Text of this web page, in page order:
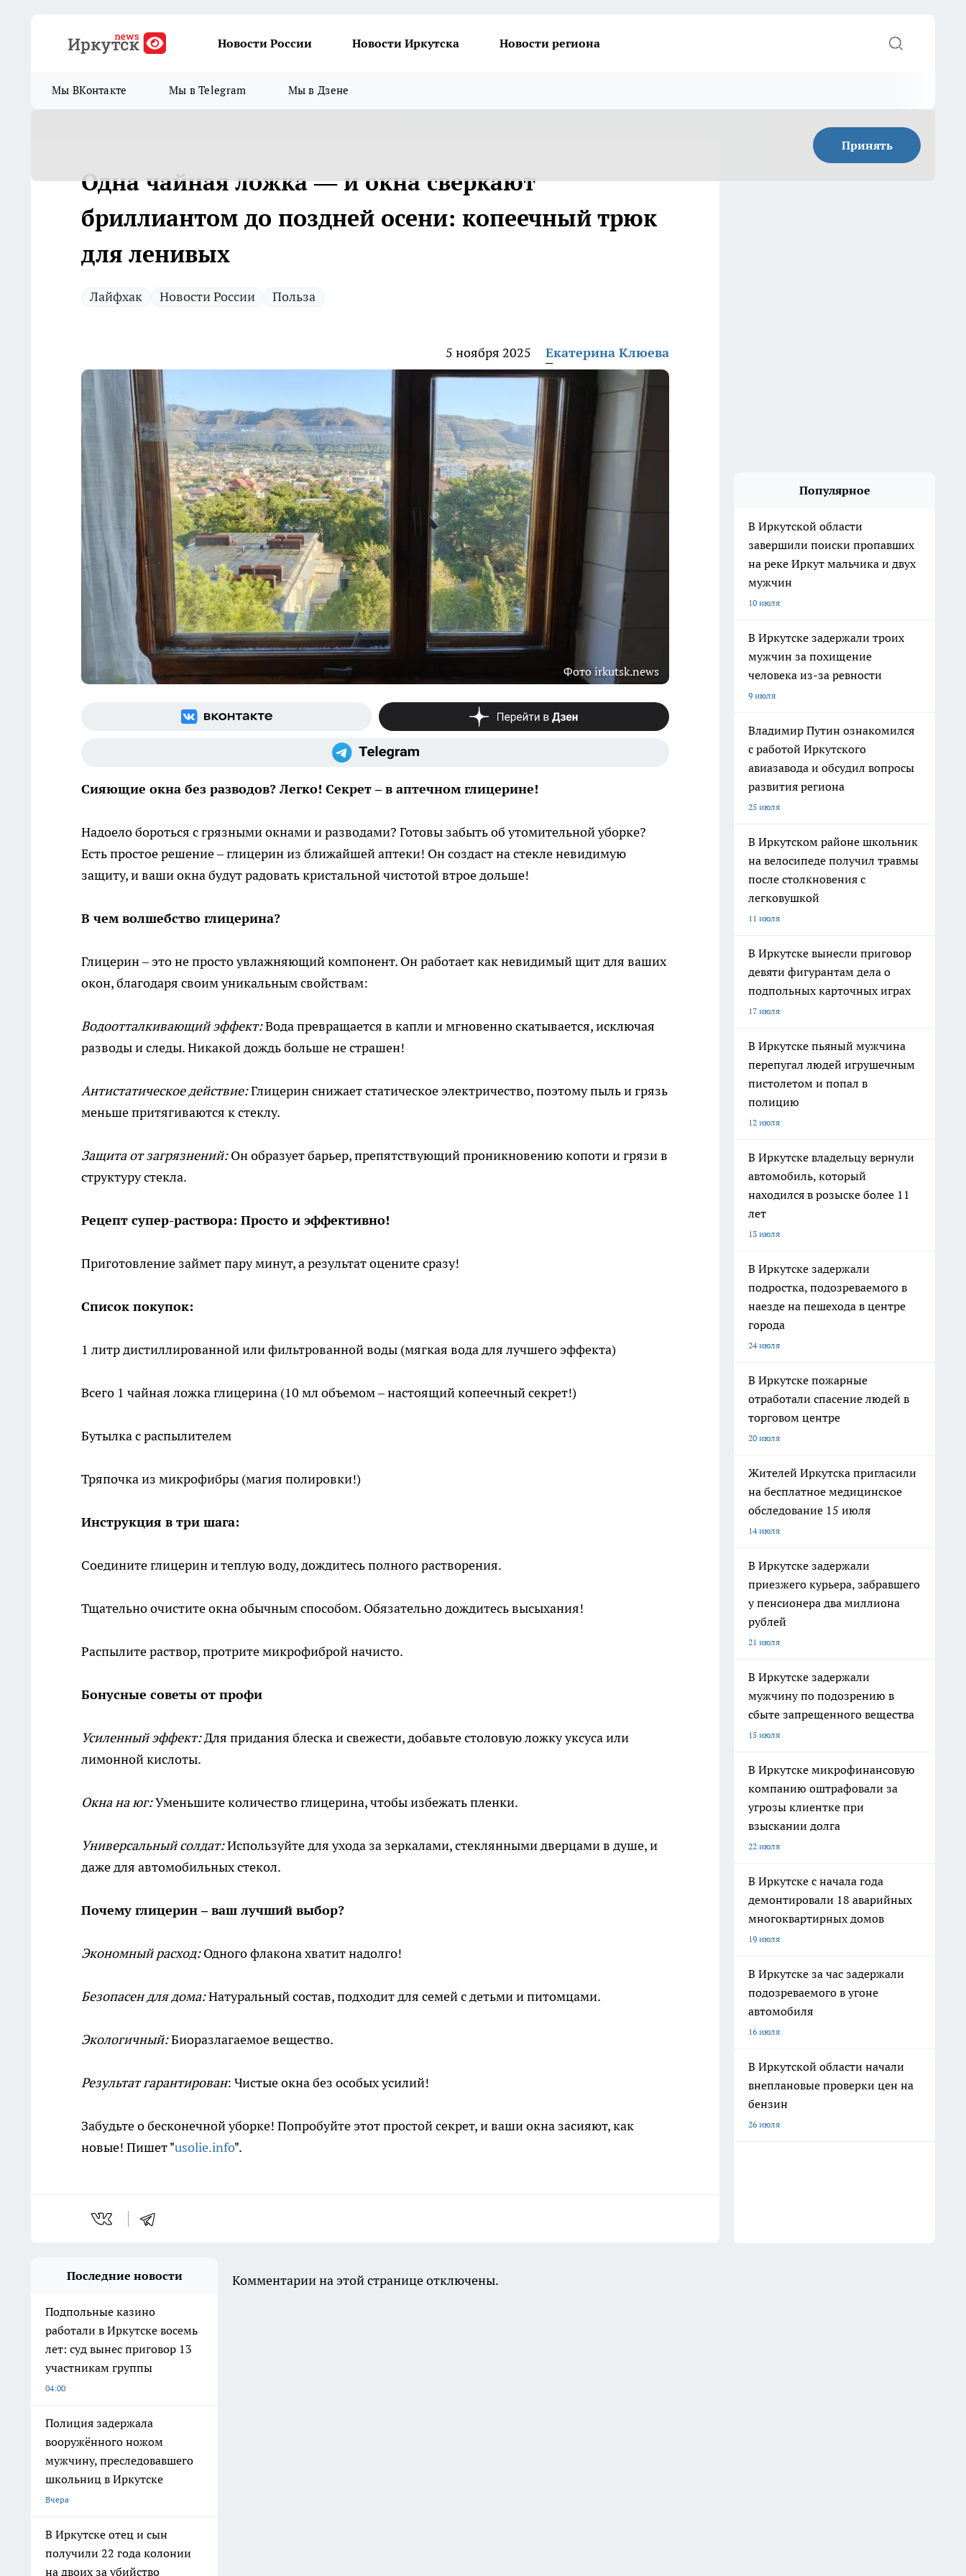
Новости России Новости Иркутска Новости региона
Мы ВКонтакте Мы в Telegram Мы в Дзене
Принять
Одна чайная ложка — и окна сверкают
бриллиантом до поздней осени: копеечный трюк
для ленивых
Лайфхак Новости России Польза
5 ноября 2025 Екатерина Клюева
Фото irkutsk.news
Сияющие окна без разводов? Легко! Секрет – в аптечном глицерине!
Надоело бороться с грязными окнами и разводами? Готовы забыть об утомительной уборке?
Есть простое решение – глицерин из ближайшей аптеки! Он создаст на стекле невидимую
защиту, и ваши окна будут радовать кристальной чистотой втрое дольше!
В чем волшебство глицерина?
Глицерин – это не просто увлажняющий компонент. Он работает как невидимый щит для ваших
окон, благодаря своим уникальным свойствам:
Водоотталкивающий эффект:Вода превращается в капли и мгновенно скатывается, исключая
разводы и следы. Никакой дождь больше не страшен!
Антистатическое действие:Глицерин снижает статическое электричество, поэтому пыль и грязь
меньше притягиваются к стеклу.
Защита от загрязнений:Он образует барьер, препятствующий проникновению копоти и грязи в
структуру стекла.
Рецепт супер-раствора: Просто и эффективно!
Приготовление займет пару минут, а результат оцените сразу!
Список покупок:
1 литр дистиллированной или фильтрованной воды (мягкая вода для лучшего эффекта)
Всего 1 чайная ложка глицерина (10 мл объемом – настоящий копеечный секрет!)
Бутылка с распылителем
Тряпочка из микрофибры (магия полировки!)
Инструкция в три шага:
Соедините глицерин и теплую воду, дождитесь полного растворения.
Тщательно очистите окна обычным способом. Обязательно дождитесь высыхания!
Распылите раствор, протрите микрофиброй начисто.
Бонусные советы от профи
Усиленный эффект:Для придания блеска и свежести, добавьте столовую ложку уксуса или
лимонной кислоты.
Окна на юг:Уменьшите количество глицерина, чтобы избежать пленки.
Универсальный солдат:Используйте для ухода за зеркалами, стеклянными дверцами в душе, и
даже для автомобильных стекол.
Почему глицерин – ваш лучший выбор?
Экономный расход:Одного флакона хватит надолго!
Безопасен для дома:Натуральный состав, подходит для семей с детьми и питомцами.
Экологичный:Биоразлагаемое вещество.
Результат гарантирован: Чистые окна без особых усилий!
Забудьте о бесконечной уборке! Попробуйте этот простой секрет, и ваши окна засияют, как
новые! Пишет "usolie.info".
Популярное
В Иркутской области
завершили поиски пропавших
на реке Иркут мальчика и двух
мужчин
10 июля
В Иркутске задержали троих
мужчин за похищение
человека из-за ревности
9 июля
Владимир Путин ознакомился
с работой Иркутского
авиазавода и обсудил вопросы
развития региона
25 июля
В Иркутском районе школьник
на велосипеде получил травмы
после столкновения с
легковушкой
11 июля
В Иркутске вынесли приговор
девяти фигурантам дела о
подпольных карточных играх
17 июля
В Иркутске пьяный мужчина
перепугал людей игрушечным
пистолетом и попал в
полицию
12 июля
В Иркутске владельцу вернули
автомобиль, который
находился в розыске более 11
лет
13 июля
В Иркутске задержали
подростка, подозреваемого в
наезде на пешехода в центре
города
24 июля
В Иркутске пожарные
отработали спасение людей в
торговом центре
20 июля
Жителей Иркутска пригласили
на бесплатное медицинское
обследование 15 июля
14 июля
В Иркутске задержали
приезжего курьера, забравшего
у пенсионера два миллиона
рублей
21 июля
В Иркутске задержали
мужчину по подозрению в
сбыте запрещенного вещества
15 июля
В Иркутске микрофинансовую
компанию оштрафовали за
угрозы клиентке при
взыскании долга
22 июля
В Иркутске с начала года
демонтировали 18 аварийных
многоквартирных домов
19 июля
В Иркутске за час задержали
подозреваемого в угоне
автомобиля
16 июля
В Иркутской области начали
внеплановые проверки цен на
бензин
26 июля
Последние новости
Подпольные казино
работали в Иркутске восемь
лет: суд вынес приговор 13
участникам группы
04:00
Полиция задержала
вооружённого ножом
мужчину, преследовавшего
школьниц в Иркутске
Вчера
В Иркутске отец и сын
получили 22 года колонии
на двоих за убийство
Комментарии на этой странице отключены.